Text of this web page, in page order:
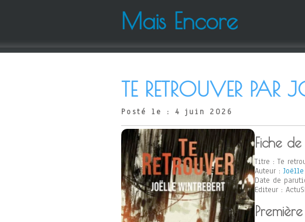
Mais Encore
TE RETROUVER PAR
Posté le : 4 juin 2026
Fiche
Titre : Te
Auteur :
Date de
Editeur :